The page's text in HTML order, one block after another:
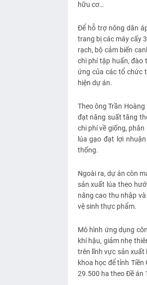
hữu cơ…
Để hỗ trợ nông dân
trang bị các máy cấy
rạch, bộ cảm biến
chi phí tập huấn, đào
ứng của các tổ chức
hiện dự án.
Theo ông Trần
đạt năng suất tăng
chi phí về giống,
lúa gạo đạt lợi
thống.
Ngoài ra, dự án còn
sản xuất lúa theo
nâng cao thu nhập
vệ sinh thực phẩm.
Mô hình ứng dụng
khí hậu, giảm nhẹ
trên lĩnh vực sản xuất
khoa học để tỉnh
29.500 ha theo Đề án